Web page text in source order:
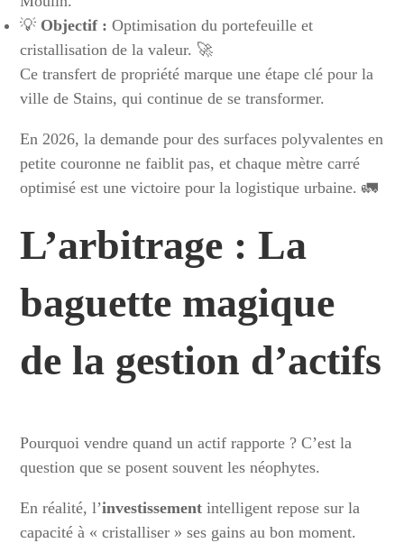
💡 Objectif : Optimisation du portefeuille et
cristallisation de la valeur. 🚀
Ce transfert de propriété marque une étape clé pour la
ville de Stains, qui continue de se transformer.
En 2026, la demande pour des surfaces polyvalentes en
petite couronne ne faiblit pas, et chaque mètre carré
optimisé est une victoire pour la logistique urbaine. 🚛
L’arbitrage : La
baguette magique
de la gestion d’actifs
Pourquoi vendre quand un actif rapporte ? C’est la
question que se posent souvent les néophytes.
En réalité, l’investissement intelligent repose sur la
capacité à « cristalliser » ses gains au bon moment.